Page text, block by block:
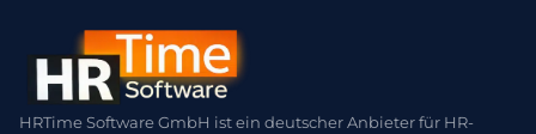
HRTime Software GmbH ist ein deutscher Anbieter für HR-